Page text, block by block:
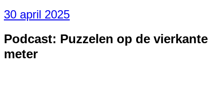
30 april 2025
Podcast: Puzzelen op de vierkante
meter